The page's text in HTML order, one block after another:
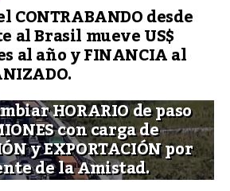
desde
al Brasil mueve US$
al año y FINANCIA al
HORARIO de paso
con carga de
y EXPORTACIÓN por
de la Amistad.